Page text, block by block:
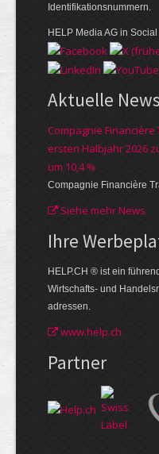
Identifikationsnummern.
HELP Media AG in
Aktuelle News
Compagnie
ersten Halbjahr 2026
um 10,4 %
Compagnie Financière
Siehe mehr News
Ihre
HELP.CH ® ist ein
Wirtschafts- und
adressen.
www.help.ch
Partner